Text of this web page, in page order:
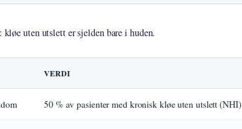
uten utslett er sjelden bare i huden.
VERDI
50 % av pasienter med kronisk kløe uten utslett (NHI)